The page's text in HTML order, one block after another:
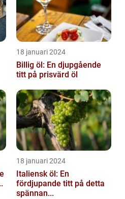
18 januari 2024
Billig öl: En djupgående
titt på prisvärd öl
18 januari 2024
Italiensk öl: En
fördjupande titt på detta
spännan...